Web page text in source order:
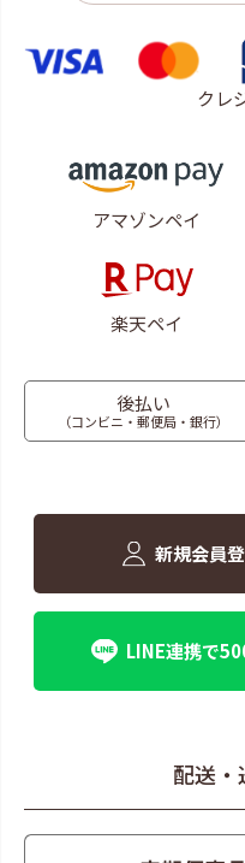
クレ
アマゾンペイ
楽天ペイ
後払い
（コンビニ・郵便局・銀行）
新規会員
LINE連携で
配送・